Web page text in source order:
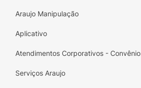
Araujo Manipulação
Aplicativo
Atendimentos Corporativos - Convênio
Serviços Araujo